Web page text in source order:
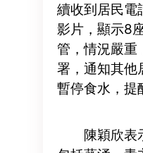
續收到居民電
影片，顯示8
管，情況嚴重
署，通知其他
暫停食水，提
陳穎欣表